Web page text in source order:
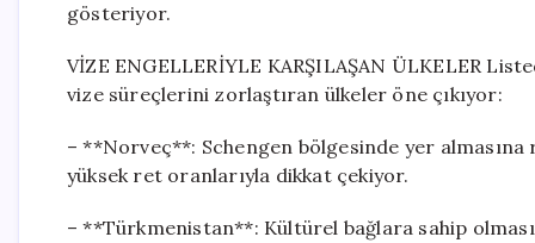
gösteriyor.
VİZE ENGELLERİYLE KARŞILAŞAN ÜLKELER
vize süreçlerini zorlaştıran ülkeler öne çıkıyor:
– **Norveç**: Schengen bölgesinde yer almasına
yüksek ret oranlarıyla dikkat çekiyor.
– **Türkmenistan**: Kültürel bağlara sahip